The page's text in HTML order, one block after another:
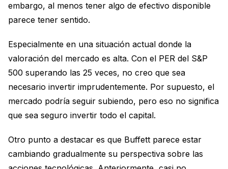
embargo, al menos tener algo de efectivo disponible
parece tener sentido.
Especialmente en una situación actual donde la
valoración del mercado es alta. Con el PER del S&P
500 superando las 25 veces, no creo que sea
necesario invertir imprudentemente. Por supuesto, el
mercado podría seguir subiendo, pero eso no significa
que sea seguro invertir todo el capital.
Otro punto a destacar es que Buffett parece estar
cambiando gradualmente su perspectiva sobre las